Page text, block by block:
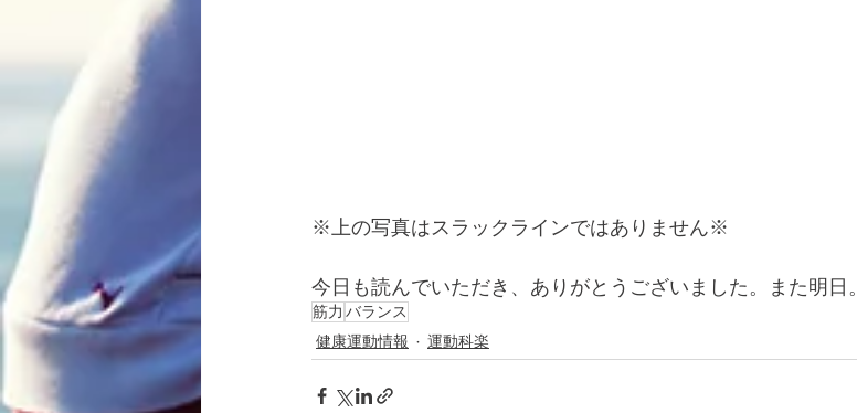
※上の写真はスラックラインではありません※
今日も読んでいただき、ありがとうございました。また明日。
筋力 バランス
健康運動情報
運動科楽